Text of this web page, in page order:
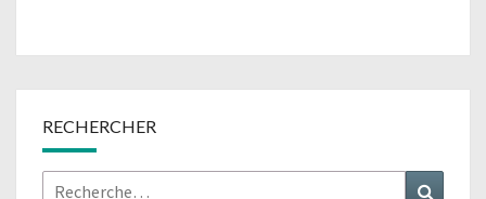
RECHERCHER
Rechercher :